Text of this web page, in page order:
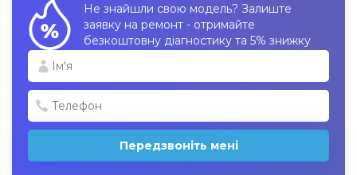
Не знайшли свою модель? Залиште
заявку на ремонт - отримайте
безкоштовну діагностику та 5% знижку
Передзвоніть мені